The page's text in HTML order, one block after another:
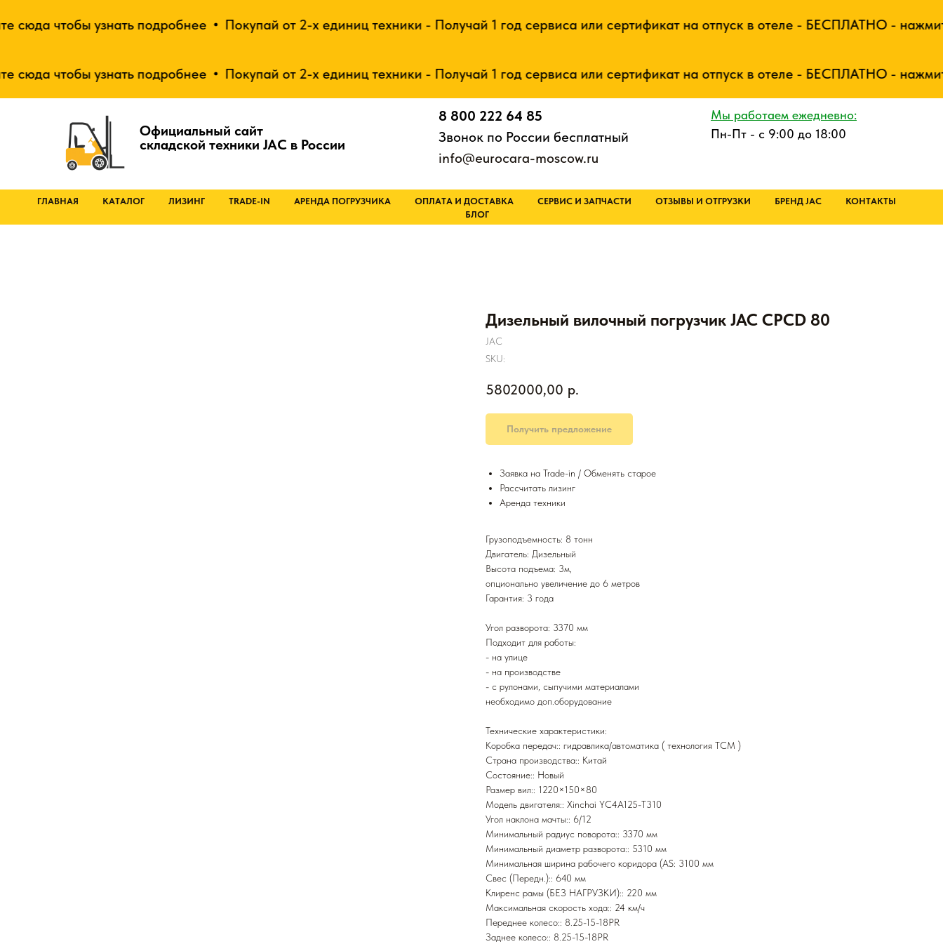
чтобы узнать подробнее Покупай от 2-х единиц техники - Получай 1 год сервиса или сертификат на отпуск в отеле - БЕСПЛАТНО - нажмите
чтобы узнать подробнее Покупай от 2-х единиц техники - Получай 1 год сервиса или сертификат на отпуск в отеле - БЕСПЛАТНО - нажмите
8 800 222 64 85
Звонок по России бесплатный
info@eurocara-moscow.ru
Мы работаем ежедневно:
Пн-Пт - с 9:00 до 18:00
Официальный сайт
складской техники JAC в России
ГЛАВНАЯ КАТАЛОГ ЛИЗИНГ TRADE-IN АРЕНДА ПОГРУЗЧИКА ОПЛАТА И ДОСТАВКА СЕРВИС И ЗАПЧАСТИ ОТЗЫВЫ И ОТГРУЗКИ БРЕНД JAC
КОНТАКТЫ
БЛОГ
Дизельный вилочный погрузчик JAC CPCD 80
JAC
SKU:
5802000,00 р.
Получить предложение
Заявка на Trade-in / Обменять старое
Рассчитать лизинг
Аренда техники
Грузоподъемность: 8 тонн
Двигатель: Дизельный
Высота подъема: 3м,
опционально увеличение до 6 метров
Гарантия: 3 года
Угол разворота: 3370 мм
Подходит для работы:
- на улице
- на производстве
- с рулонами, сыпучими материалами
необходимо доп.оборудование
Технические характеристики:
Коробка передач:: гидравлика/автоматика ( технология TCM )
Страна производства:: Китай
Состояние:: Новый
Размер вил:: 1220×150×80
Модель двигателя:: Xinchai YC4A125-T310
Угол наклона мачты:: 6/12
Минимальный радиус поворота:: 3370 мм
Минимальный диаметр разворота:: 5310 мм
Минимальная ширина рабочего коридора (AS: 3100 мм
Свес (Передн.):: 640 мм
Клиренс рамы (БЕЗ НАГРУЗКИ):: 220 мм
Максимальная скорость хода:: 24 км/ч
Переднее колесо:: 8.25-15-18PR
Заднее колесо:: 8.25-15-18PR